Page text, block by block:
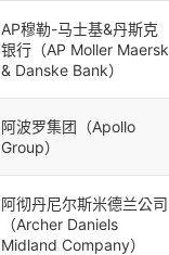
AP穆勒-马士基&丹斯克
银行（AP Moller Maersk
& Danske Bank）
阿波罗集团（Apollo
Group）
阿彻丹尼尔斯米德兰公司
（Archer Daniels
Midland Company）